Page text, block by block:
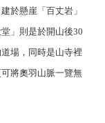
於懸崖「百丈岩」
」則是於開山後30
場，同時是山寺裡
將奧羽山脈一覽無